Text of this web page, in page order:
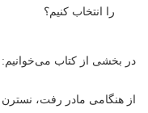
را انتخاب کنیم؟
در بخشی از کتاب می‌خوانیم:
از هنگامی مادر رفت،